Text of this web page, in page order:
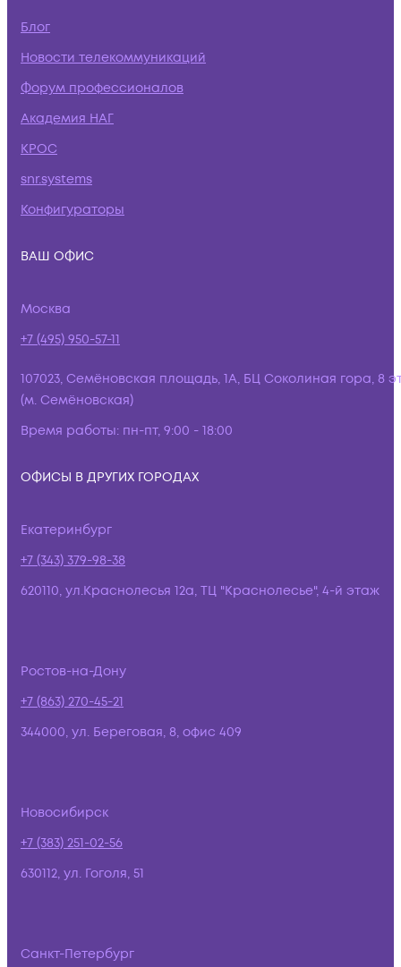
Блог
Новости телекоммуникаций
Форум профессионалов
Академия НАГ
КРОС
snr.systems
Конфигураторы
ВАШ ОФИС
Москва
+7 (495) 950-57-11
107023, Семёновская площадь, 1А, БЦ Соколиная гора, 8
(м. Семёновская)
Время работы: пн-пт, 9:00 - 18:00
ОФИСЫ В ДРУГИХ ГОРОДАХ
Екатеринбург
+7 (343) 379-98-38
620110, ул.Краснолесья 12а, ТЦ "Краснолесье", 4-й этаж
Ростов-на-Дону
+7 (863) 270-45-21
344000, ул. Береговая, 8, офис 409
Новосибирск
+7 (383) 251-02-56
630112, ул. Гоголя, 51
Санкт-Петербург